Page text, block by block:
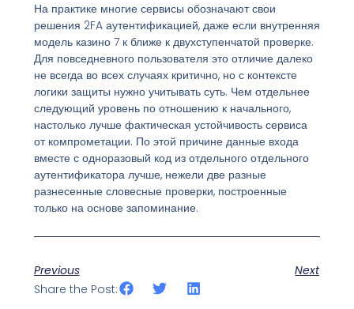
На практике многие сервисы обозначают свои
решения 2FA аутентификацией, даже если внутренняя
модель казино 7 к ближе к двухступенчатой проверке.
Для повседневного пользователя это отличие далеко
не всегда во всех случаях критично, но с контексте
логики защиты нужно учитывать суть. Чем отдельнее
следующий уровень по отношению к начального,
настолько лучше фактическая устойчивость сервиса
от компрометации. По этой причине данные входа
вместе с одноразовый код из отдельного отдельного
аутентификатора лучше, нежели две разные
разнесенные словесные проверки, построенные
только на основе запоминание.
Previous
Next
Share the Post: